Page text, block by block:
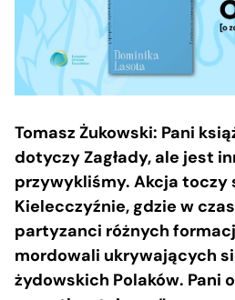
Tomasz Żukowski: Pani
dotyczy Zagłady, ale jest
przywykliśmy. Akcja toczy
Kielecczyźnie, gdzie w
partyzanci różnych
mordowali ukrywających
żydowskich Polaków. Pani